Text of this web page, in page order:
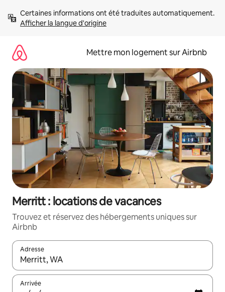
directement
Afficher la langue d'origine
Mettre mon logement sur Airbnb
Merritt : locations de vacances
Trouvez et réservez des hébergements uniques sur
Airbnb
Adresse
Lorsque les résultats s'affichent, utilisez les flèches vers le
Arrivée